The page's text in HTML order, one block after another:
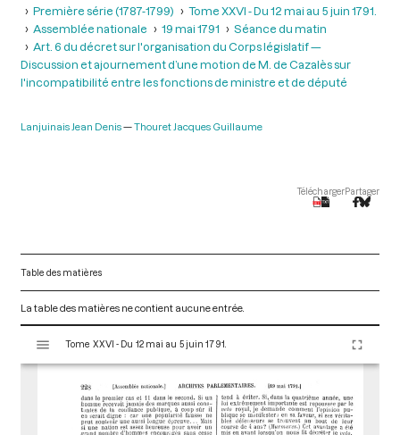
Première série (1787-1799)
Tome XXVI - Du 12 mai au 5 juin 1791.
Assemblée nationale
19 mai 1791
Séance du matin
Art. 6 du décret sur l'organisation du Corps législatif —
Discussion et ajournement d’une motion de M. de Cazalès sur
l'incompatibilité entre les fonctions de ministre et de député
Lanjuinais Jean Denis Thouret Jacques Guillaume
TéléchargerPartager
Table des matières
La table des matières ne contient aucune entrée.
s
Tome XXVI - Du 12 mai au 5 juin 1791.